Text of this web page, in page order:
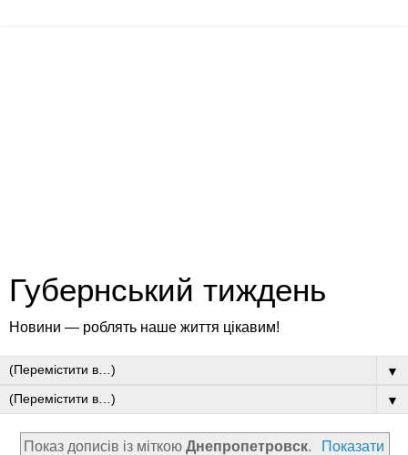
Губернський тиждень
Новини — роблять наше життя цікавим!
▼
▼
Показ дописів із міткоюДнепропетровск.
Показати